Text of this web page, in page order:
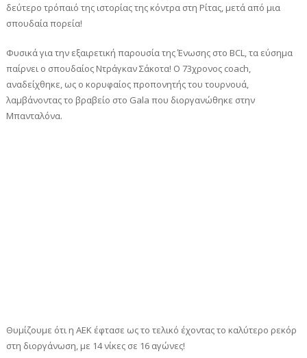
δεύτερο τρόπαιό της ιστορίας της κόντρα στη Ρίτας, μετά από μια
σπουδαία πορεία!
Φυσικά για την εξαιρετική παρουσία της Ένωσης στο BCL, τα εύσημα
παίρνει ο σπουδαίος Ντράγκαν Σάκοτα! Ο 73χρονος coach,
αναδείχθηκε, ως ο κορυφαίος προπονητής του τουρνουά,
λαμβάνοντας το βραβείο στο Gala που διοργανώθηκε στην
Μπανταλόνα.
Θυμίζουμε ότι η ΑΕΚ έφτασε ως το τελικό έχοντας το καλύτερο ρεκόρ
στη διοργάνωση, με 14 νίκες σε 16 αγώνες!